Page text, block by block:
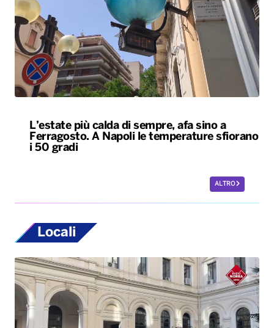
L’estate più calda di sempre, afa sino a
Ferragosto. A Napoli le temperature sfiorano
i 50 gradi
ALTRO
Locali